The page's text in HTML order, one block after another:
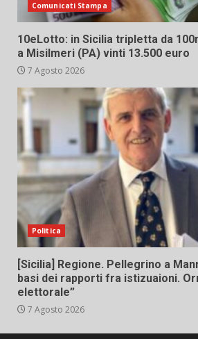
Comunicati Stampa
10eLotto: in Sicilia tripletta da
a Misilmeri (PA) vinti 13.500 euro
7 Agosto 2026
Politica
[Sicilia] Regione. Pellegrino a
basi dei rapporti fra istizuaioni.
elettorale”
7 Agosto 2026